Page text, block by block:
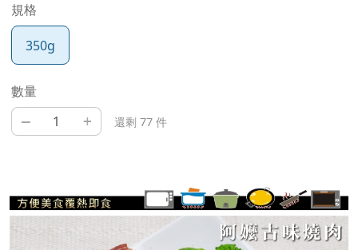
規格
350g
數量
– + 還剩 77 件